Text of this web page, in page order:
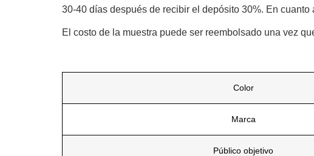
30-40 días después de recibir el depósito 30%. En cuanto
El costo de la muestra puede ser reembolsado una vez
Color
Marca
Público objetivo